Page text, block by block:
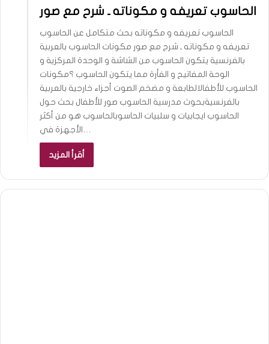
الحاسوب تعريفه و مكوناته ـ شرح مع صور
الحاسوب تعريفه و مكوناته بحث متكامل عن الحاسوب
تعريفه و مكوناته ـ شرح مع صور مكونات الحاسوب بالعربية
بالفرنسية يتكون الحاسوب من الشاشة و الوحدة المركزية و
الوحة المفاتيح و الفأرة مما يتكون الحاسوب ؟مكونات
الحاسوب للأطفالالطابعة و مضخم الصوت أجزاء خارجية بالعربية
بالفرنسيةبحوث مدرسية الحاسوب صور للأطفال بحث حول
الحاسوب ايجابيات و سلبيات الحاسوبالحاسوب هو من أكثر
الأجهزة في…
أقرأ المزيد